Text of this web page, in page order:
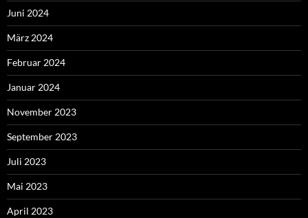
Juni 2024
März 2024
Februar 2024
Januar 2024
November 2023
September 2023
Juli 2023
Mai 2023
April 2023